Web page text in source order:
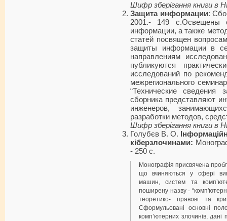
Шифр зберігання книги в
Защита информации:
2001.- 149 с.Освещены
информации, а также
статей посвящен
защиты информации в
направлениям
публикуются
исследований по
межрегионального
“Технические
сборника представляют
инженеров,
разработки методов,
Шифр зберігання книги в
Голубєв В. О.
кіберзлочинами:
- 250 с.
Монографія присвячена
що вчиняються у сфері
машин, систем та
поширену назву -
теоретико- правові та
Сформульовані основні
комп’ютерних злочинів, дані